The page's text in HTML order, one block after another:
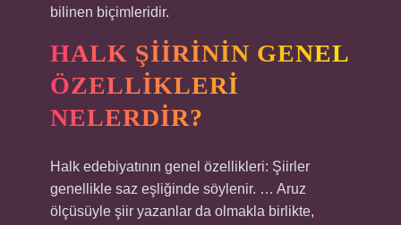
bilinen biçimleridir.
HALK ŞIIRININ GENEL
ÖZELLIKLERI
NELERDIR?
Halk edebiyatının genel özellikleri: Şiirler
genellikle saz eşliğinde söylenir. … Aruz
ölçüsüyle şiir yazanlar da olmakla birlikte,